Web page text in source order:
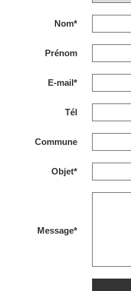
Nom*
Prénom
E-mail*
Tél
Commune
Objet*
Message*